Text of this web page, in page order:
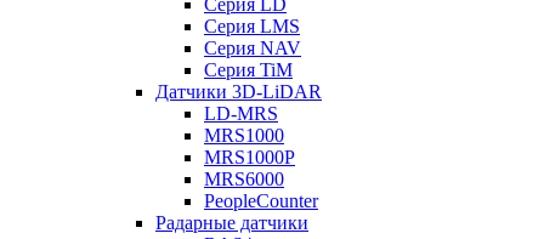
Серия LD
Серия LMS
Серия NAV
Серия TiM
Датчики 3D-LiDAR
LD-MRS
MRS1000
MRS1000P
MRS6000
PeopleCounter
Радарные датчики